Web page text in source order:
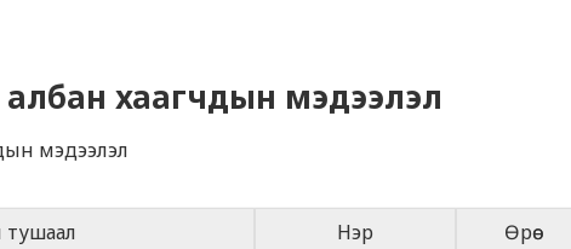
хаагчдын мэдээлэл
мэдээлэл
тушаал Нэр Өрөө